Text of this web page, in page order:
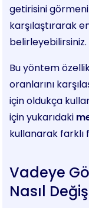
getirisini
karşılaştırarak
belirleyebilirsiniz.
Bu yöntem
oranlarını
için oldukça
için yukarıdaki
kullanarak farklı
Vadeye
Nasıl